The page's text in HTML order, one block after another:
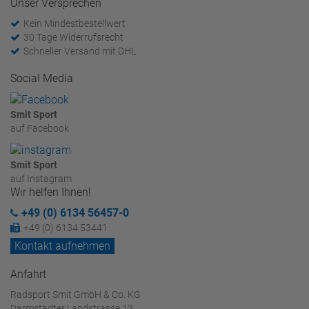
Unser Versprechen
Kein Mindestbestellwert
30 Tage Widerrufsrecht
Schneller Versand mit DHL
Social Media
Smit Sport
auf Facebook
Smit Sport
auf Instagram
Wir helfen Ihnen!
+49 (0) 6134 56457-0
+49 (0) 6134 53441
Kontakt aufnehmen
Anfahrt
Radsport Smit GmbH & Co. KG